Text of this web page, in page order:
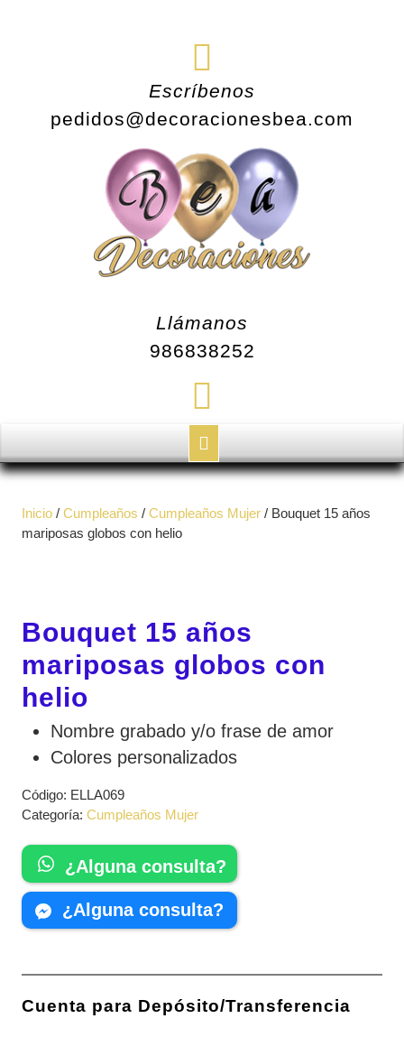
Escríbenos
pedidos@decoracionesbea.com
Llámanos
986838252
Botón
de
apertura
Inicio / Cumpleaños / Cumpleaños Mujer / Bouquet 15 años
mariposas globos con helio
Bouquet 15 años
mariposas globos con
helio
Nombre grabado y/o frase de amor
Colores personalizados
Código: ELLA069
Categoría: Cumpleaños Mujer
¿Alguna consulta?
¿Alguna consulta?
Cuenta para Depósito/Transferencia